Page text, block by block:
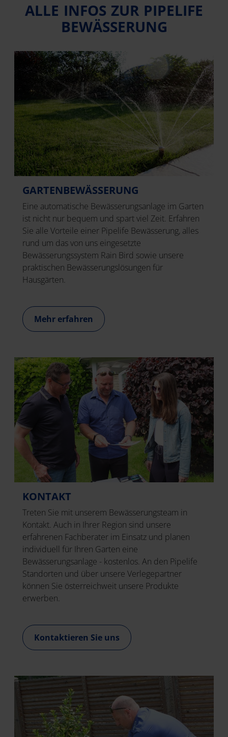
ALLE INFOS ZUR PIPELIFE
BEWÄSSERUNG
GARTENBEWÄSSERUNG
Eine automatische Bewässerungsanlage im Garten
ist nicht nur bequem und spart viel Zeit. Erfahren
Sie alle Vorteile einer Pipelife Bewässerung, alles
rund um das von uns eingesetzte
Bewässerungssystem Rain Bird sowie unsere
praktischen Bewässerungslösungen für
Hausgärten.
Mehr erfahren
KONTAKT
Treten Sie mit unserem Bewässerungsteam in
Kontakt. Auch in Ihrer Region sind unsere
erfahrenen Fachberater im Einsatz und planen
individuell für Ihren Garten eine
Bewässerungsanlage - kostenlos. An den Pipelife
Standorten und über unsere Verlegepartner
können Sie österreichweit unsere Produkte
erwerben.
Kontaktieren Sie uns